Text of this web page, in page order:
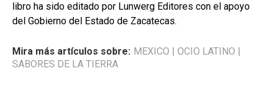
libro ha sido editado por Lunwerg Editores con el apoyo
del Gobierno del Estado de Zacatecas.
Mira más artículos sobre: MEXICO OCIO LATINO
SABORES DE LA TIERRA